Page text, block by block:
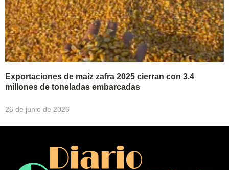
Exportaciones de maíz zafra 2025 cierran con 3.4
millones de toneladas embarcadas
26 de junio de 2026